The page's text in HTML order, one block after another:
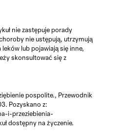
nie zastępuje porady
nie ustępują, utrzymują
lub pojawiają się inne,
skonsultować się z
pospolite., Przewodnik
Pozyskano z:
i-przeziebienia-
dostępny na życzenie.